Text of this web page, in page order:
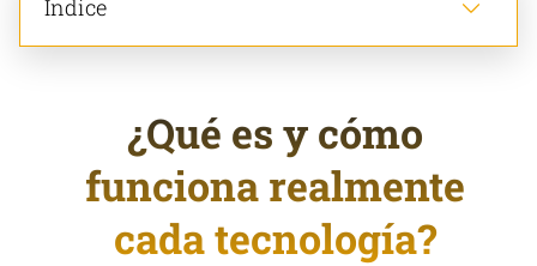
Índice
¿Qué es y cómo
funciona realmente
cada tecnología?